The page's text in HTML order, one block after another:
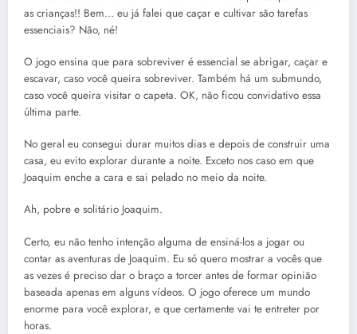
as crianças!! Bem… eu já falei que caçar e cultivar são tarefas
essenciais? Não, né!
O jogo ensina que para sobreviver é essencial se abrigar, caçar e
escavar, caso você queira sobreviver. Também há um submundo,
caso você queira visitar o capeta. OK, não ficou convidativo essa
última parte.
No geral eu consegui durar muitos dias e depois de construir uma
casa, eu evito explorar durante a noite. Exceto nos caso em que
Joaquim enche a cara e sai pelado no meio da noite.
Ah, pobre e solitário Joaquim.
Certo, eu não tenho intenção alguma de ensiná-los a jogar ou
contar as aventuras de Joaquim. Eu só quero mostrar a vocês que
as vezes é preciso dar o braço a torcer antes de formar opinião
baseada apenas em alguns vídeos. O jogo oferece um mundo
enorme para você explorar, e que certamente vai te entreter por
horas.